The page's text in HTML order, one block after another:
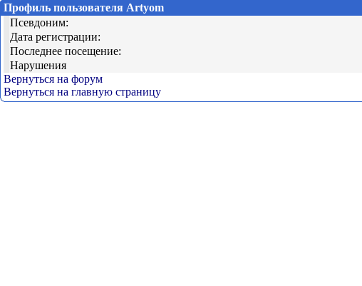
Профиль пользователя Artyom
Псевдоним:
Дата регистрации:
Последнее посещение:
Нарушения
Вернуться на форум
Вернуться на главную страницу